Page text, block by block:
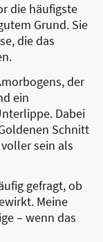
die häufigste
Grund. Sie
die das
der
ein
Dabei
Schnitt
sein als
gefragt, ob
Meine
– wenn das